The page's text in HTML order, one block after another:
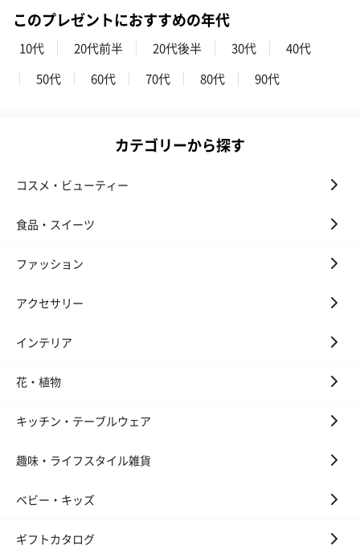
このプレゼントにおすすめの年代
10代 20代前半 20代後半 30代
40代
50代
60代 70代 80代 90代
カテゴリーから探す
コスメ・ビューティー
食品・スイーツ
ファッション
アクセサリー
インテリア
花・植物
キッチン・テーブルウェア
趣味・ライフスタイル雑貨
ベビー・キッズ
ギフトカタログ